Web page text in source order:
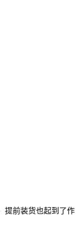
提前装货也起到了作